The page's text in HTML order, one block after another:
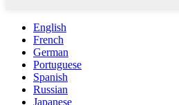
English
French
German
Portuguese
Spanish
Russian
Japanese